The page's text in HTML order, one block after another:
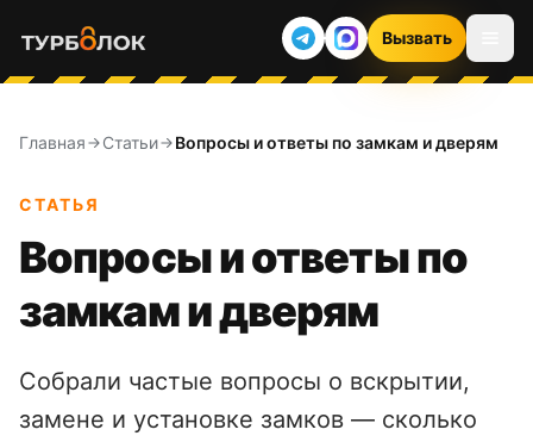
Вызвать
Главная Статьи Вопросы и ответы по замкам и дверям
СТАТЬЯ
Вопросы и ответы по
замкам и дверям
Собрали частые вопросы о вскрытии,
замене и установке замков — сколько